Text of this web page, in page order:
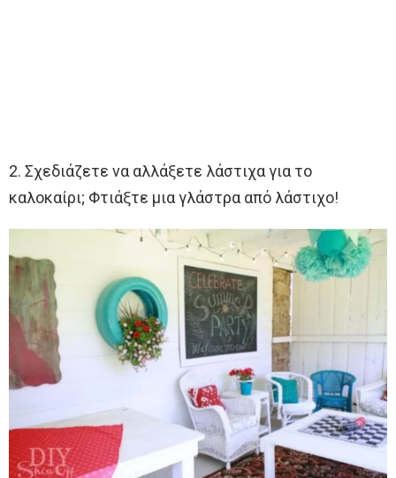
2. Σχεδιάζετε να αλλάξετε λάστιχα για το
καλοκαίρι; Φτιάξτε μια γλάστρα από λάστιχο!